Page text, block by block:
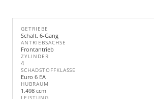
GETRIEBE
Schalt. 6-Gang
ANTRIEBSACHSE
Frontantrieb
ZYLINDER
4
SCHADSTOFFKLASSE
Euro 6 EA
HUBRAUM
1.498 ccm
LEISTUNG